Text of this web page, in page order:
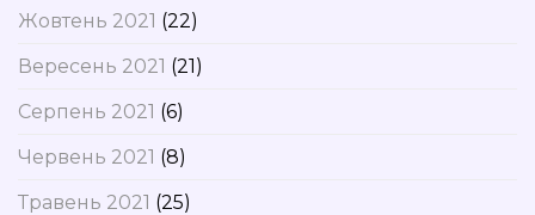
Жовтень 2021 (22)
Вересень 2021 (21)
Серпень 2021 (6)
Червень 2021 (8)
Травень 2021 (25)